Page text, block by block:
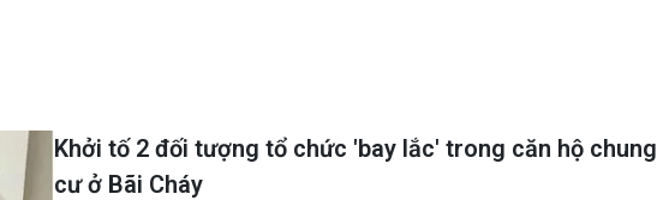
Khởi tố 2 đối tượng tổ chức 'bay lắc' trong căn hộ chung
cư ở Bãi Cháy